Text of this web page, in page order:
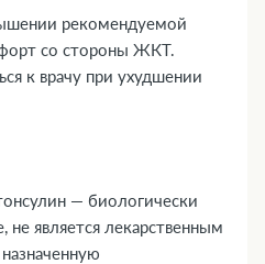
рекомендуемой
со стороны ЖКТ.
к врачу при ухудшении
— биологически
не является лекарственным